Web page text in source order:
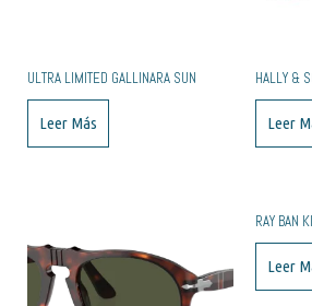
ULTRA LIMITED GALLINARA SUN
Leer Más
HALLY &
Leer
RAY BAN
Leer